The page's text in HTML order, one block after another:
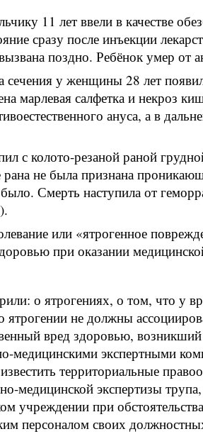
11 лет ввели в качестве
сразу после инъекции
поздно. Ребёнок умер от
сечения у женщины 28 лет
марлевая салфетка и некроз
ануса, а в
с колото-резаной раной
не была признана
Смерть наступила от
или «ятрогенное
при оказании
о ятрогениях, о том, что у
не должны
вред здоровью, возникший
медицинскими экспертными
территориальные
медицинской экспертизы
учреждении при
персоналом своих